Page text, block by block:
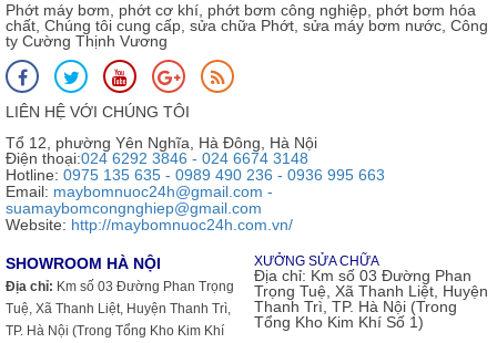
Phớt máy bơm, phớt cơ khí, phớt bơm công nghiệp, phớt bơm hóa
chất, Chúng tôi cung cấp, sửa chữa Phớt, sửa máy bơm nước, Công
ty Cường Thịnh Vương
LIÊN HỆ VỚI CHÚNG TÔI
Tổ 12, phường Yên Nghĩa, Hà Đông, Hà Nội
Điện thoại:024 6292 3846 - 024 6674 3148
Hotline: 0975 135 635 - 0989 490 236 - 0936 995 663
Email: maybomnuoc24h@gmail.com -
suamaybomcongnghiep@gmail.com
Website: http://maybomnuoc24h.com.vn/
SHOWROOM HÀ NỘI
Địa chỉ: Km số 03 Đường Phan Trọng
Tuệ, Xã Thanh Liệt, Huyện Thanh Trì,
TP. Hà Nội (Trong Tổng Kho Kim Khí
XƯỞNG SỬA CHỮA
Địa chỉ: Km số 03 Đường Phan
Trọng Tuệ, Xã Thanh Liệt, Huyện
Thanh Trì, TP. Hà Nội (Trong
Tổng Kho Kim Khí Số 1)